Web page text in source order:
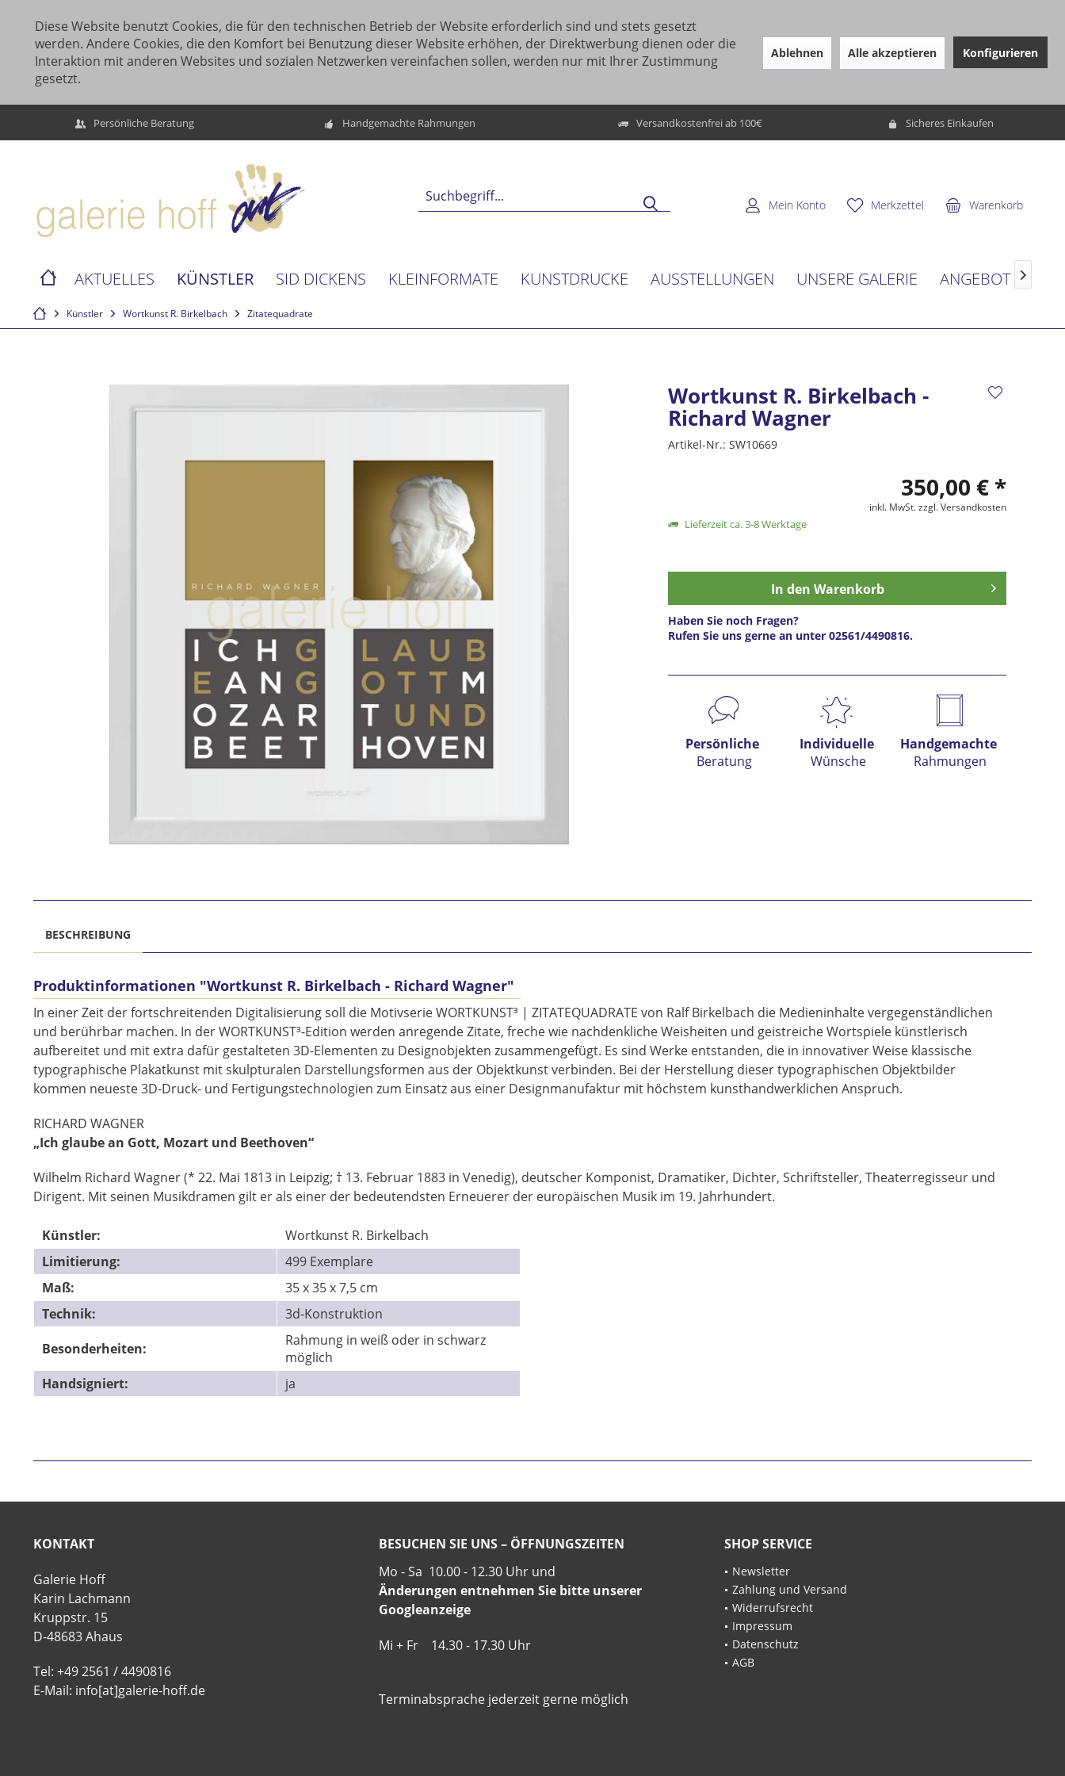
Diese Website benutzt Cookies, die für den technischen Betrieb der Website erforderlich sind und stets gesetzt
werden. Andere Cookies, die den Komfort bei Benutzung dieser Website erhöhen, der Direktwerbung dienen oder die
Interaktion mit anderen Websites und sozialen Netzwerken vereinfachen sollen, werden nur mit Ihrer Zustimmung
gesetzt.
Ablehnen Alle akzeptieren Konfigurieren
Persönliche Beratung Handgemachte Rahmungen Versandkostenfrei ab 100€ Sicheres Einkaufen
Warenkorb
Merkzettel
Mein Konto
AKTUELLES KÜNSTLER SID DICKENS KLEINFORMATE KUNSTDRUCKE AUSSTELLUNGEN UNSERE GALERIE ANGEBOT 
Künstler Wortkunst R. Birkelbach Zitatequadrate
Wortkunst R. Birkelbach -
Richard Wagner
Artikel-Nr.: SW10669
350,00 € *
inkl. MwSt.zzgl. Versandkosten
Lieferzeit ca. 3-8 Werktage
In den Warenkorb
Haben Sie noch Fragen?
Rufen Sie uns gerne an unter 02561/4490816.
Preis anfragen
verstanden und stimme zu. *
Mit * gekennzeichnete Felder sind Pflichtfelder.
Senden
Persönliche
Beratung
Individuelle
Wünsche
Handgemachte
Rahmungen
BESCHREIBUNG
Produktinformationen "Wortkunst R. Birkelbach - Richard Wagner"
In einer Zeit der fortschreitenden Digitalisierung soll die Motivserie WORTKUNST³ | ZITATEQUADRATE von Ralf Birkelbach die Medieninhalte vergegenständlichen
und berührbar machen. In der WORTKUNST³-Edition werden anregende Zitate, freche wie nachdenkliche Weisheiten und geistreiche Wortspiele künstlerisch
aufbereitet und mit extra dafür gestalteten 3D-Elementen zu Designobjekten zusammengefügt. Es sind Werke entstanden, die in innovativer Weise klassische
typographische Plakatkunst mit skulpturalen Darstellungsformen aus der Objektkunst verbinden. Bei der Herstellung dieser typographischen Objektbilder
kommen neueste 3D-Druck- und Fertigungstechnologien zum Einsatz aus einer Designmanufaktur mit höchstem kunsthandwerklichen Anspruch.
RICHARD WAGNER
„Ich glaube an Gott, Mozart und Beethoven“
Wilhelm Richard Wagner (* 22. Mai 1813 in Leipzig; † 13. Februar 1883 in Venedig), deutscher Komponist, Dramatiker, Dichter, Schriftsteller, Theaterregisseur und
Dirigent. Mit seinen Musikdramen gilt er als einer der bedeutendsten Erneuerer der europäischen Musik im 19. Jahrhundert.
Künstler:
Wortkunst R. Birkelbach
Limitierung:
499 Exemplare
Maß:
35 x 35 x 7,5 cm
Technik:
3d-Konstruktion
Besonderheiten:
Rahmung in weiß oder in schwarz
möglich
Handsigniert:
ja
KONTAKT
Galerie Hoff
Karin Lachmann
Kruppstr. 15
D-48683 Ahaus
Tel: +49 2561 / 4490816
E-Mail: info[at]galerie-hoff.de
BESUCHEN SIE UNS – ÖFFNUNGSZEITEN
Mo - Sa 10.00 - 12.30 Uhr und
Änderungen entnehmen Sie bitte unserer
Googleanzeige
Mi + Fr 14.30 - 17.30 Uhr
Terminabsprache jederzeit gerne möglich
SHOP SERVICE
Newsletter
Zahlung und Versand
Widerrufsrecht
Impressum
Datenschutz
AGB